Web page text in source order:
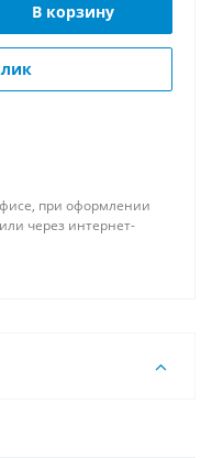
В корзину
при оформлении
через интернет-